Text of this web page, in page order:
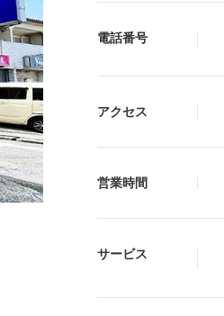
電話番号
アクセス
営業時間
サービス